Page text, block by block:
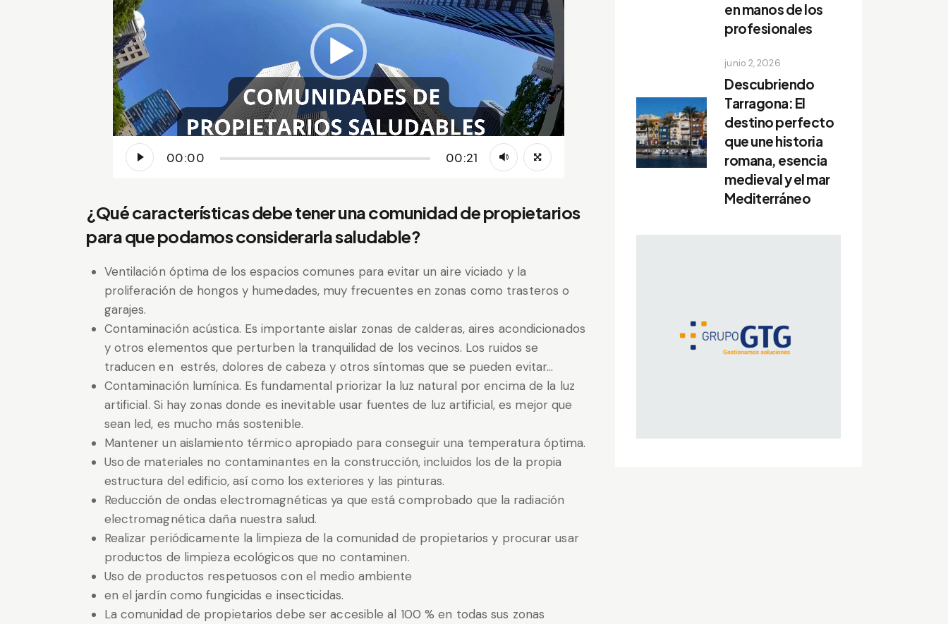
00:00 00:21
¿Qué características debe tener una comunidad de propietarios
para que podamos considerarla saludable?
Ventilación óptima de los espacios comunes para evitar un aire viciado y la
proliferación de hongos y humedades, muy frecuentes en zonas como trasteros o
garajes.
Contaminación acústica. Es importante aislar zonas de calderas, aires acondicionados
y otros elementos que perturben la tranquilidad de los vecinos. Los ruidos se
traducen en estrés, dolores de cabeza y otros síntomas que se pueden evitar…
Contaminación lumínica. Es fundamental priorizar la luz natural por encima de la luz
artificial. Si hay zonas donde es inevitable usar fuentes de luz artificial, es mejor que
sean led, es mucho más sostenible.
Mantener un aislamiento térmico apropiado para conseguir una temperatura óptima.
Uso de materiales no contaminantes en la construcción, incluidos los de la propia
estructura del edificio, así como los exteriores y las pinturas.
Reducción de ondas electromagnéticas ya que está comprobado que la radiación
electromagnética daña nuestra salud.
Realizar periódicamente la limpieza de la comunidad de propietarios y procurar usar
productos de limpieza ecológicos que no contaminen.
Uso de productos respetuosos con el medio ambiente
en el jardín como fungicidas e insecticidas.
La comunidad de propietarios debe ser accesible al 100 % en todas sus zonas
en manos de los
profesionales
junio 2, 2026
Descubriendo
Tarragona: El
destino perfecto
que une historia
romana, esencia
medieval y el mar
Mediterráneo